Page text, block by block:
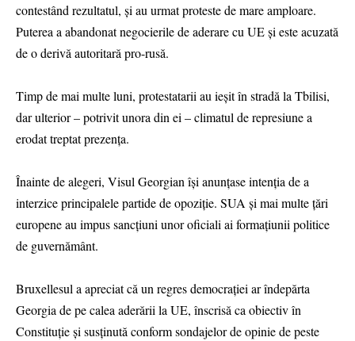
contestând rezultatul, şi au urmat proteste de mare amploare.
Puterea a abandonat negocierile de aderare cu UE şi este acuzată
de o derivă autoritară pro-rusă.
Timp de mai multe luni, protestatarii au ieşit în stradă la Tbilisi,
dar ulterior – potrivit unora din ei – climatul de represiune a
erodat treptat prezenţa.
Înainte de alegeri, Visul Georgian îşi anunţase intenţia de a
interzice principalele partide de opoziţie. SUA şi mai multe ţări
europene au impus sancţiuni unor oficiali ai formaţiunii politice
de guvernământ.
Bruxellesul a apreciat că un regres democraţiei ar îndepărta
Georgia de pe calea aderării la UE, înscrisă ca obiectiv în
Constituţie şi susţinută conform sondajelor de opinie de peste